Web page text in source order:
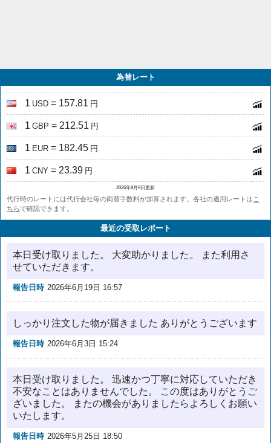
為替レート
1 USD = 157.81 円
1 GBP = 212.51 円
1 EUR = 182.45 円
1 CNY = 23.39 円
2026年8月9日更新
代行時のレートには代行会社毎の両替手数料が加算されます。各社の適用レートは こ
ちらで確認できます。
最近の受取レポート
本日受け取りました。 大変助かりました。 また利用さ
せていただきます。
報告日時 2026年6月19日 16:57
しっかり注文した物が届きました ありがとうございます
報告日時 2026年6月3日 15:24
本日受け取りました。 迅速かつ丁寧に対応していただき
不安なことはありませんでした。 この度はありがとうご
ざいました。 またの機会がありましたらよろしくお願い
いたします。
報告日時 2026年5月25日 18:50